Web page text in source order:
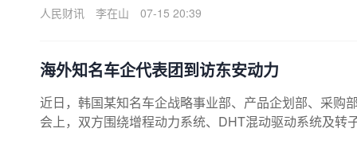
人民财讯
李在山 07-15 20:39
海外知名车企代表团到访东安动力
近日，韩国某知名车企战略事业部、产品企划部、采购
会上，双方围绕增程动力系统、DHT混动驱动系统及